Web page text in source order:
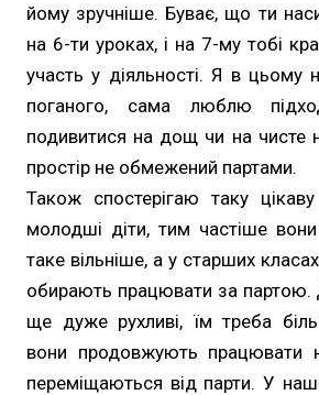
йому зручніше. Буває, що ти
на 6-ти уроках, і на 7-му тобі
участь у діяльності. Я в цьому
поганого, сама люблю
подивитися на дощ чи на чисте
простір не обмежений партами.
Також спостерігаю таку
молодші діти, тим частіше
таке вільніше, а у старших
обирають працювати за партою.
ще дуже рухливі, їм треба
вони продовжують працювати
переміщаються від парти. У